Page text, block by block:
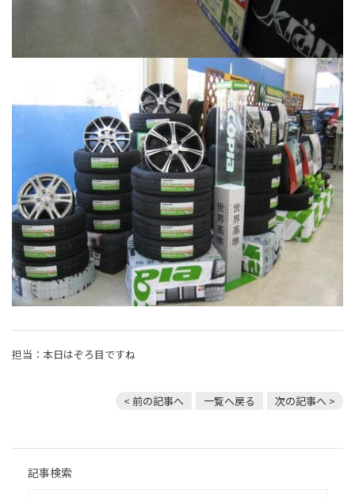
担当：本日はぞろ目ですね
< 前の記事へ 一覧へ戻る 次の記事へ >
記事検索